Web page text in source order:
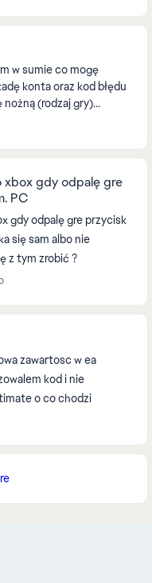
w sumie co mogę
konta oraz kod błędu
nożną (rodzaj gry)
8kwietnia... już ...
xbox gdy odpalę gre
PC
gdy odpalę gre przycisk
się sam albo nie
z tym zrobić ?
zawartosc w ea
kod i nie
o co chodzi